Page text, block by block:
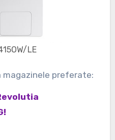
LE
magazinele preferate: